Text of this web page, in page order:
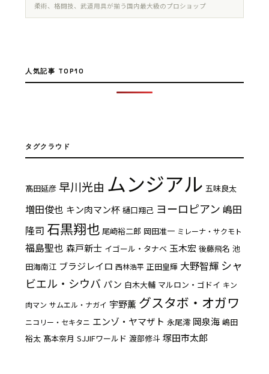
柔術、格闘技、武道用具が揃う国内最大級のプロショップ
人気記事 TOP10
タグクラウド
髙田延彦 早川光由 ムンジアル 五味良太
増田俊也 キン肉マン杯 樋口翔己 ヨーロピアン 嶋田
隆司 石黒翔也 尾崎裕二郎 岡田准一 ミレーナ・サクモト
福島聖也 森戸新士 イゴール・タナベ 玉木宏 後藤飛名 池
田海南江 ブラジレイロ 西林浩平 正田皇輝 大野智輝 シャ
ビエル・シウバ パン 白木大輔 マルロン・ゴドイ キン
肉マン サムエル・ナガイ 宇野薫 グスタボ・オガワ
ニコリー・セキタニ エンゾ・ヤマザト 永尾澪 岡泉海 嶋田
裕太 髙本奈月 SJJIFワールド 渡部修斗 塚田市太郎